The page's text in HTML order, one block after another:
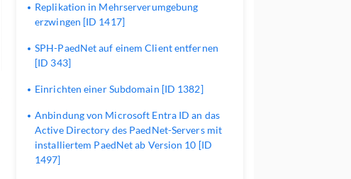
Replikation in Mehrserverumgebung
erzwingen [ID 1417]
SPH-PaedNet auf einem Client entfernen
[ID 343]
Einrichten einer Subdomain [ID 1382]
Anbindung von Microsoft Entra ID an das
Active Directory des PaedNet-Servers mit
installiertem PaedNet ab Version 10 [ID
1497]